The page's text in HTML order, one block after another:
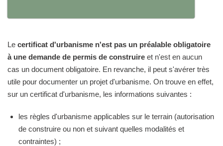
Le certificat d'urbanisme n'est pas un préalable obligatoire
à une demande de permis de construire et n'est en aucun
cas un document obligatoire. En revanche, il peut s'avérer très
utile pour documenter un projet d'urbanisme. On trouve en effet,
sur un certificat d'urbanisme, les informations suivantes :
les règles d'urbanisme applicables sur le terrain (autorisation
de construire ou non et suivant quelles modalités et
contraintes) ;